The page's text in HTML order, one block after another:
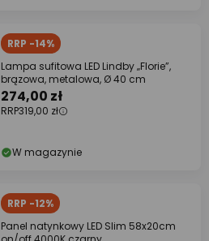
RRP -14%
Lampa sufitowa LED Lindby „Florie”,
brązowa, metalowa, Ø 40 cm
274,00 zł
RRP319,00 zł
W magazynie
RRP -12%
Panel natynkowy LED Slim 58x20cm